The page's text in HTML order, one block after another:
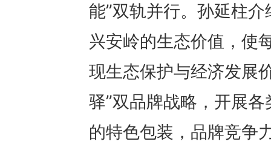
能”双轨并行。孙延柱
兴安岭的生态价值，使
现生态保护与经济发展
驿”双品牌战略，开展
的特色包装，品牌竞争